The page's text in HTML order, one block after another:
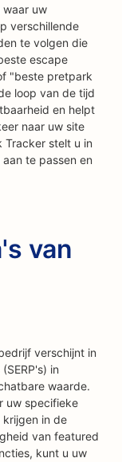
waar uw
verschillende
te volgen die
escape
"beste pretpark
loop van de tijd
en helpt
naar uw site
Tracker stelt u in
te passen en
van
verschijnt in
in
waarde.
uw specifieke
krijgen in de
van featured
kunt u uw